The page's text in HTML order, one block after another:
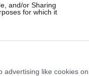
and/or Sharing
for which it
advertising like cookies on